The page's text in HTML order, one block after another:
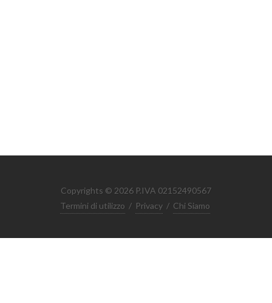
Copyrights © 2026 P.IVA 02152490567
Termini di utilizzo / Privacy / Chi Siamo